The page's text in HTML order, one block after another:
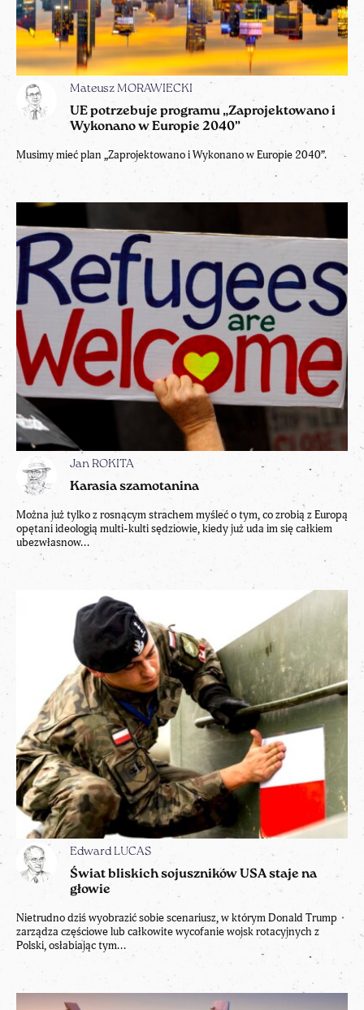
Mateusz MORAWIECKI
UE potrzebuje programu „Zaprojektowano i
Wykonano w Europie 2040”
Musimy mieć plan „Zaprojektowano i Wykonano w Europie 2040”.
Jan ROKITA
Karasia szamotanina
Można już tylko z rosnącym strachem myśleć o tym, co zrobią z Europą
opętani ideologią multi-kulti sędziowie, kiedy już uda im się całkiem
ubezwłasnow...
Edward LUCAS
Świat bliskich sojuszników USA staje na
głowie
Nietrudno dziś wyobrazić sobie scenariusz, w którym Donald Trump
zarządza częściowe lub całkowite wycofanie wojsk rotacyjnych z
Polski, osłabiając tym...